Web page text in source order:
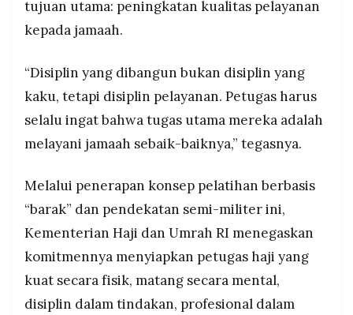
tujuan utama: peningkatan kualitas pelayanan
kepada jamaah.
“Disiplin yang dibangun bukan disiplin yang
kaku, tetapi disiplin pelayanan. Petugas harus
selalu ingat bahwa tugas utama mereka adalah
melayani jamaah sebaik-baiknya,” tegasnya.
Melalui penerapan konsep pelatihan berbasis
“barak” dan pendekatan semi-militer ini,
Kementerian Haji dan Umrah RI menegaskan
komitmennya menyiapkan petugas haji yang
kuat secara fisik, matang secara mental,
disiplin dalam tindakan, profesional dalam